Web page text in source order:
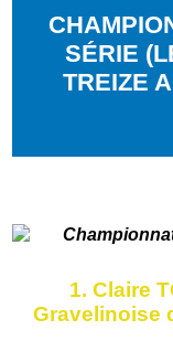
SÉRIE
TREIZE
1. Claire
Gravelinoise